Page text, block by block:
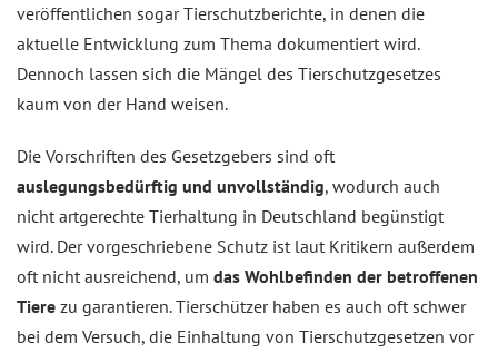
veröffentlichen sogar Tierschutzberichte, in denen die
aktuelle Entwicklung zum Thema dokumentiert wird.
Dennoch lassen sich die Mängel des Tierschutzgesetzes
kaum von der Hand weisen.
Die Vorschriften des Gesetzgebers sind oft
auslegungsbedürftig und unvollständig, wodurch auch
nicht artgerechte Tierhaltung in Deutschland begünstigt
wird. Der vorgeschriebene Schutz ist laut Kritikern außerdem
oft nicht ausreichend, um das Wohlbefinden der betroffenen
Tiere zu garantieren. Tierschützer haben es auch oft schwer
bei dem Versuch, die Einhaltung von Tierschutzgesetzen vor